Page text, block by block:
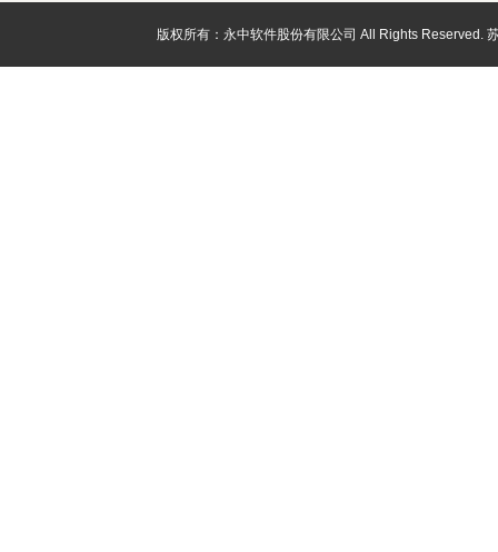
版权所有：永中软件股份有限公司 All Rights Reserved.